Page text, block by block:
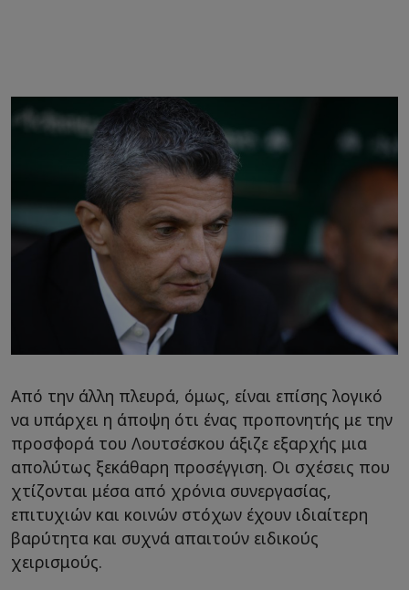
Από την άλλη πλευρά, όμως, είναι επίσης λογικό
να υπάρχει η άποψη ότι ένας προπονητής με την
προσφορά του Λουτσέσκου άξιζε εξαρχής μια
απολύτως ξεκάθαρη προσέγγιση. Οι σχέσεις που
χτίζονται μέσα από χρόνια συνεργασίας,
επιτυχιών και κοινών στόχων έχουν ιδιαίτερη
βαρύτητα και συχνά απαιτούν ειδικούς
χειρισμούς.